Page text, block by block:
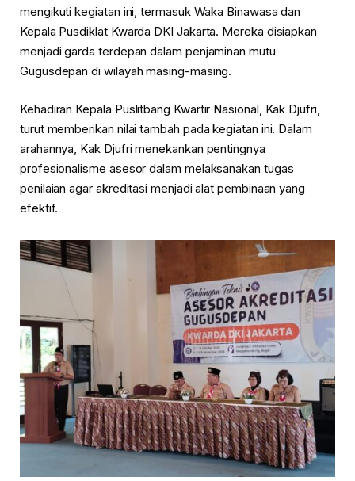
mengikuti kegiatan ini, termasuk Waka Binawasa dan
Kepala Pusdiklat Kwarda DKI Jakarta. Mereka disiapkan
menjadi garda terdepan dalam penjaminan mutu
Gugusdepan di wilayah masing-masing.
Kehadiran Kepala Puslitbang Kwartir Nasional, Kak Djufri,
turut memberikan nilai tambah pada kegiatan ini. Dalam
arahannya, Kak Djufri menekankan pentingnya
profesionalisme asesor dalam melaksanakan tugas
penilaian agar akreditasi menjadi alat pembinaan yang
efektif.